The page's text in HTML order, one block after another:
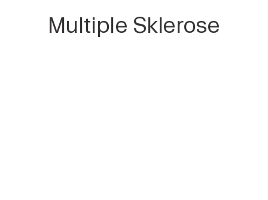
Multiple Sklerose